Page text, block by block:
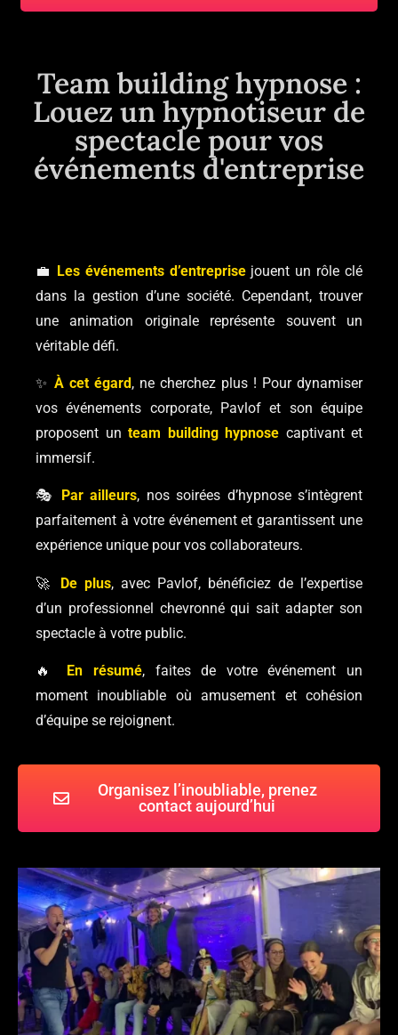
Team building hypnose :
Louez un hypnotiseur de
spectacle pour vos
événements d'entreprise
💼 Les événements d’entreprisejouent un rôle clé
dans la gestion d’une société. Cependant, trouver
une animation originale représente souvent un
véritable défi.
✨ À cet égard, ne cherchez plus ! Pour dynamiser
vos événements corporate, Pavlof et son équipe
proposent un team building hypnose captivant et
immersif.
🎭 Par ailleurs, nos soirées d’hypnose s’intègrent
parfaitement à votre événement et garantissent une
expérience unique pour vos collaborateurs.
🚀 De plus, avec Pavlof, bénéficiez de l’expertise
d’un professionnel chevronné qui sait adapter son
spectacle à votre public.
🔥 En résumé, faites de votre événement un
moment inoubliable où amusement et cohésion
d’équipe se rejoignent.
Organisez l’inoubliable, prenez
contact aujourd’hui